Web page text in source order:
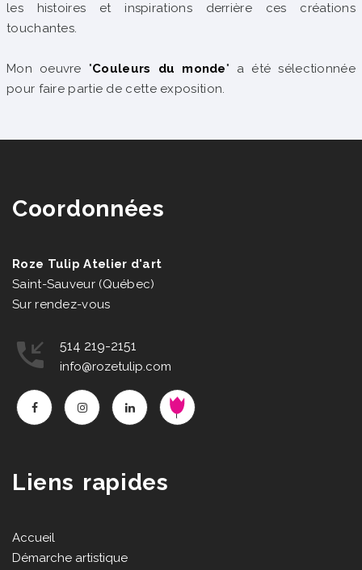
les histoires et inspirations derrière ces créations
touchantes.
Mon oeuvre "Couleurs du monde" a été sélectionnée
pour faire partie de cette exposition.
Coordonnées
Roze Tulip Atelier d'art
Saint-Sauveur (Québec)
Sur rendez-vous
514 219-2151
info@rozetulip.com
Liens rapides
Accueil
Démarche artistique